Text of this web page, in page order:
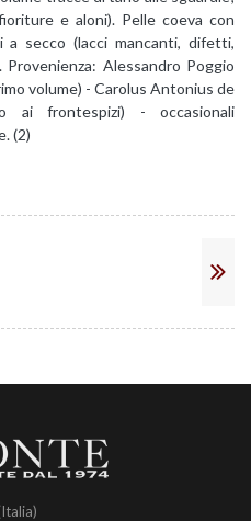
e aloni). Pelle coeva con
a secco (lacci mancanti, difetti,
Alessandro Poggio
volume) - Carolus Antonius de
ai frontespizi) - occasionali
(2)